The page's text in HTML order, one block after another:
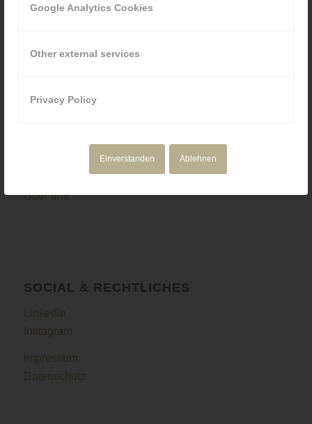
Google Analytics Cookies
Other external services
Privacy Policy
Einverstanden Ablehnen
Motion Design
Corporate Media
Über uns
SOCIAL & RECHTLICHES